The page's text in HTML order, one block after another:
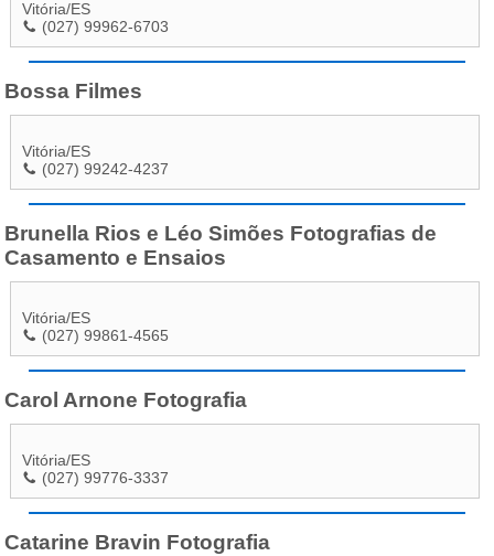
Vitória/ES
(027) 99962-6703
Bossa Filmes
Vitória/ES
(027) 99242-4237
Brunella Rios e Léo Simões Fotografias de
Casamento e Ensaios
Vitória/ES
(027) 99861-4565
Carol Arnone Fotografia
Vitória/ES
(027) 99776-3337
Catarine Bravin Fotografia